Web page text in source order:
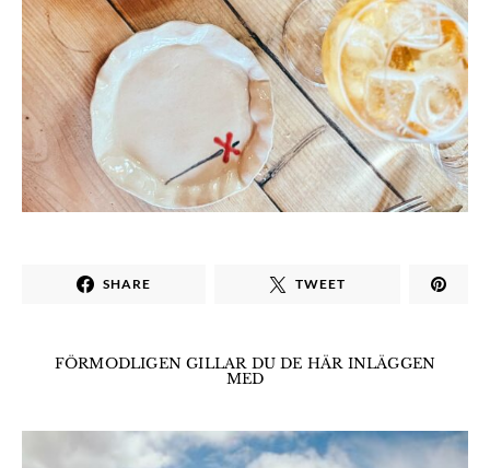
SHARE TWEET
FÖRMODLIGEN GILLAR DU DE HÄR INLÄGGEN
MED